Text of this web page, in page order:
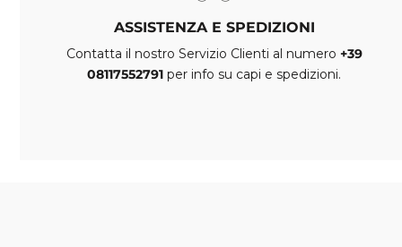
ASSISTENZA E SPEDIZIONI
Contatta il nostro Servizio Clienti al numero +39
08117552791per info su capi e spedizioni.